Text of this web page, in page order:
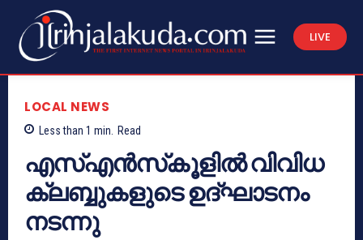
LIVE
LOCAL NEWS
Less than 1 min. Read
എസ്എന്‍സ്‌കൂളില്‍ വിവിധ
ക്ലബ്ബുകളുടെ ഉദ്ഘാടനം
നടന്നു